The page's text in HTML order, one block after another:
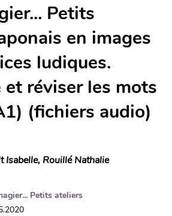
Petits
en images
ludiques.
réviser les mots
(fichiers audio)
Isabelle, Rouillé Nathalie
Petits ateliers